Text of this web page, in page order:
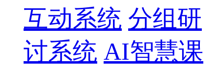
互动系统 分组研
讨系统 AI智慧课